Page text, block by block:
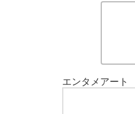
エンタメ アート